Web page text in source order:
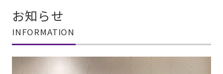
お知らせ
INFORMATION